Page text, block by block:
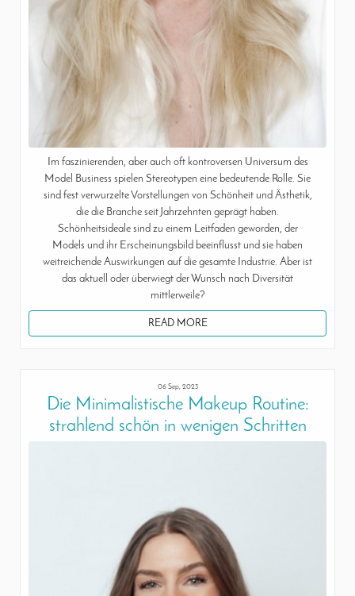
Im faszinierenden, aber auch oft kontroversen Universum des
Model Business spielen Stereotypen eine bedeutende Rolle. Sie
sind fest verwurzelte Vorstellungen von Schönheit und Ästhetik,
die die Branche seit Jahrzehnten geprägt haben.
Schönheitsideale sind zu einem Leitfaden geworden, der
Models und ihr Erscheinungsbild beeinflusst und sie haben
weitreichende Auswirkungen auf die gesamte Industrie. Aber ist
das aktuell oder überwiegt der Wunsch nach Diversität
mittlerweile?
READ MORE
06 Sep, 2023
Die Minimalistische Makeup Routine:
strahlend schön in wenigen Schritten